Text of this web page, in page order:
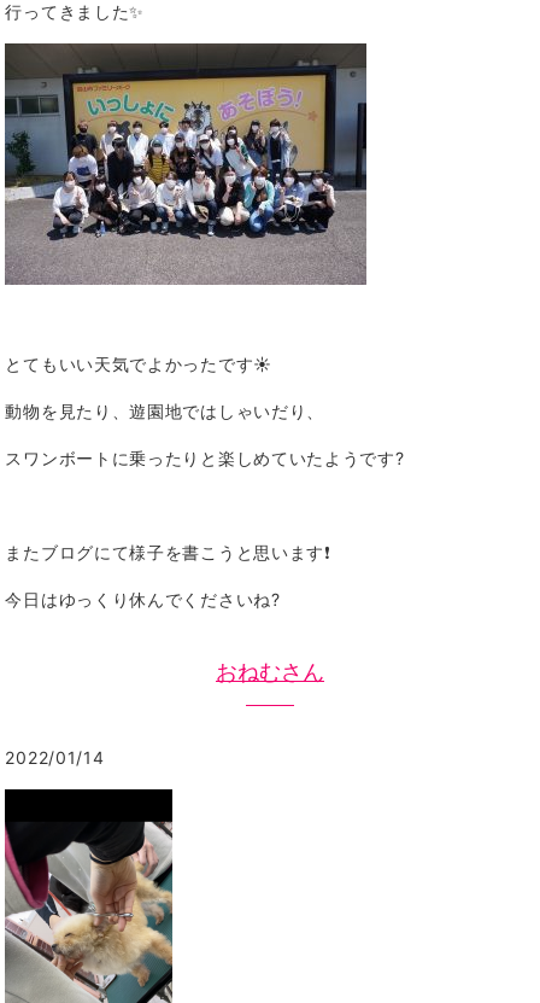
行ってきました✨
とてもいい天気でよかったです☀️
動物を見たり、遊園地ではしゃいだり、
スワンボートに乗ったりと楽しめていたようです?
またブログにて様子を書こうと思います❗️
今日はゆっくり休んでくださいね?
おねむさん
2022/01/14